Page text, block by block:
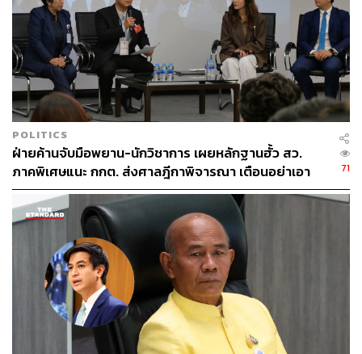
TAGS: เขตเลือกตั้ง
การเลือกตั้ง
สำนักงานคณะกรรมการการเลือกตั้ง (กกต.)
ราชกิจจานุเบกษา
การแบ่งเขตเลือกตั้ง
441
ABOUT THE AUTHOR
THE STANDARD TEAM
กองบรรณาธิการ THE STANDARD
POLITICS
ฝ่ายค้านจับมือพยาน-นักวิชาการ เผยหลักฐานฮั้ว สว.
ภาคพิเศษแนะ กกต. ส่งศาลฎีกาพิจารณา เตือนอย่าเอา
ตัวเป็นตู้รับกระสุนแทน
71